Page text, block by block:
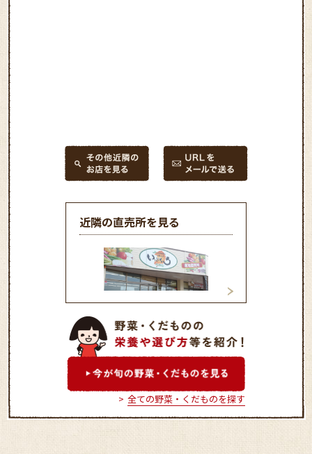
近隣の直売所を見る
ちぢわ農産物直売所
全ての野菜・くだものを探す